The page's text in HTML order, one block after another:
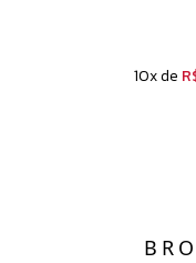
10x de